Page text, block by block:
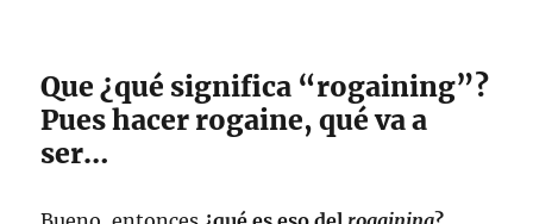
Que ¿qué significa “rogaining”?
Pues hacer rogaine, qué va a
ser…